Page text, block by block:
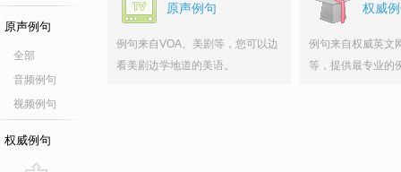
原声例句
全部
音频例句
视频例句
权威例句
原声例句
例句来自VOA、美剧等，您可以边
看美剧边学地道的美语。
权威
例句来自权威英文
等，提供最专业的